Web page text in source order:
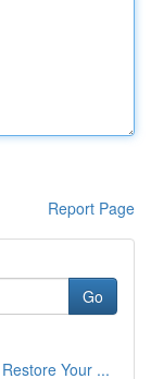
Report Page
Go
Your ...